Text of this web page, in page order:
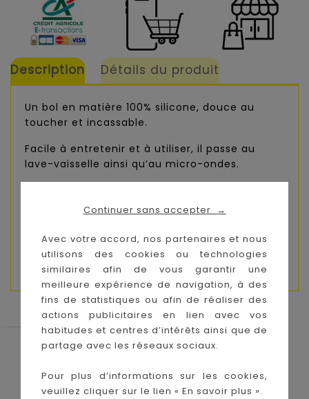
Continuer sans accepter →
Avec votre accord, nos partenaires et nous
utilisons des cookies ou technologies
similaires afin de vous garantir une
meilleure expérience de navigation, à des
fins de statistiques ou afin de réaliser des
actions publicitaires en lien avec vos
habitudes et centres d’intérêts ainsi que de
partage avec les réseaux sociaux.
Pour plus d’informations sur les cookies,
veuillez cliquer sur le lien « En savoir plus ».
Description Détails du produit
Un bol en matière 100% silicone, douce au
toucher et incassable.
Facile à entretenir et à utiliser, il passe au
lave-vaisselle ainsi qu’au micro-ondes.
taille pour apprendre à manger tout seul !
Dim. produit :Ø120 x P40 mm
Le Coin des Petits propose les plus
meilleurs prix sur l'île de la Réunion !